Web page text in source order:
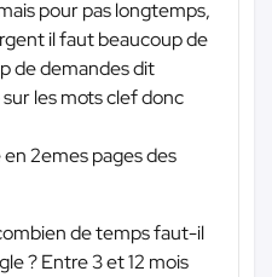
pour pas longtemps,
il faut beaucoup de
de demandes dit
les mots clef donc
2emes pages des
de temps faut-il
? Entre 3 et 12 mois